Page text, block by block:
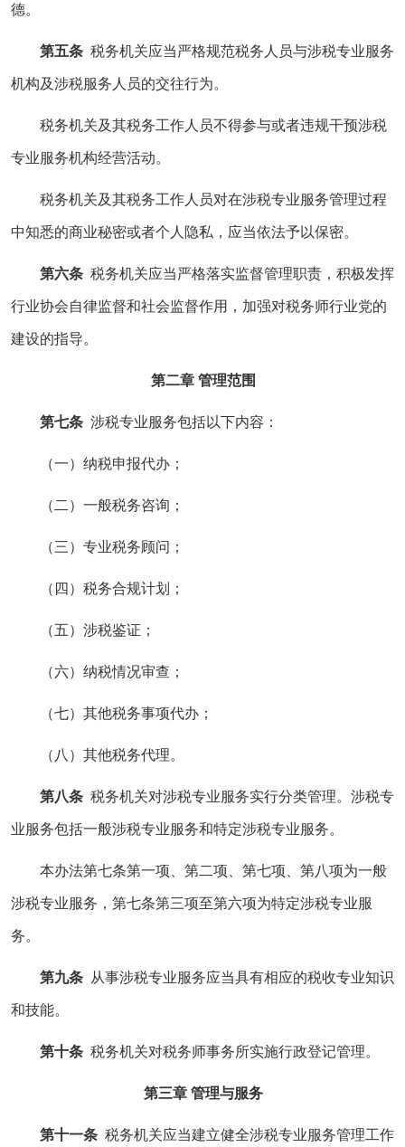
德。
第五条 税务机关应当严格规范税务人员与涉税专业服务
机构及涉税服务人员的交往行为。
税务机关及其税务工作人员不得参与或者违规干预涉税
专业服务机构经营活动。
税务机关及其税务工作人员对在涉税专业服务管理过程
中知悉的商业秘密或者个人隐私，应当依法予以保密。
第六条 税务机关应当严格落实监督管理职责，积极发挥
行业协会自律监督和社会监督作用，加强对税务师行业党的
建设的指导。
第二章 管理范围
第七条 涉税专业服务包括以下内容：
（一）纳税申报代办；
（二）一般税务咨询；
（三）专业税务顾问；
（四）税务合规计划；
（五）涉税鉴证；
（六）纳税情况审查；
（七）其他税务事项代办；
（八）其他税务代理。
第八条 税务机关对涉税专业服务实行分类管理。涉税专
业服务包括一般涉税专业服务和特定涉税专业服务。
本办法第七条第一项、第二项、第七项、第八项为一般
涉税专业服务，第七条第三项至第六项为特定涉税专业服
务。
第九条 从事涉税专业服务应当具有相应的税收专业知识
和技能。
第十条 税务机关对税务师事务所实施行政登记管理。
第三章 管理与服务
第十一条 税务机关应当建立健全涉税专业服务管理工作